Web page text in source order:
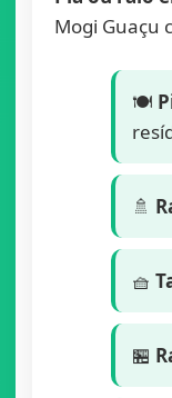
Mogi Guaçu
🍽️
🚿
🧺
🏪